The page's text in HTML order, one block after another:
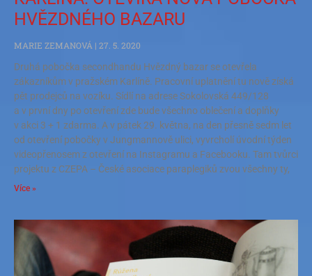
HVĚZDNÉHO BAZARU
MARIE ZEMANOVÁ
27. 5. 2020
Druhá pobočka secondhandu Hvězdný bazar se otevřela
zákazníkům v pražském Karlíně. Pracovní uplatnění tu nově získá
pět prodejců na vozíku. Sídlí na adrese Sokolovská 449/128
a v první dny po otevření zde bude všechno oblečení a doplňky
v akci 3 + 1 zdarma. A v pátek 29. května, na den přesně sedm let
od otevření pobočky v Jungmannově ulici, vyvrcholí úvodní týden
videopřenosem z otevření na Instagramu a Facebooku. Tam tvůrci
projektu z CZEPA – České asociace paraplegiků zvou všechny ty,
Více »